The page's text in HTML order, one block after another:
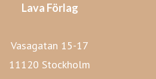
Lava Förlag
Vasagatan 15-17
11120 Stockholm